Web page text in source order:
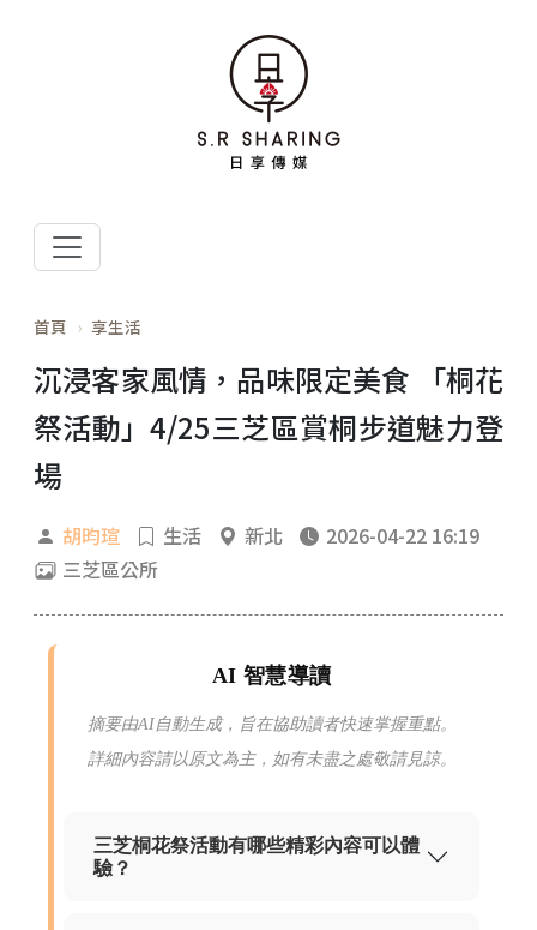
首頁 享生活
沉浸客家風情，品味限定美食 「桐花
祭活動」4/25三芝區賞桐步道魅力登
場
胡昀瑄 生活 新北
2026-04-22 16:19
三芝區公所
AI 智慧導讀
摘要由AI自動生成，旨在協助讀者快速掌握重點。
詳細內容請以原文為主，如有未盡之處敬請見諒。
三芝桐花祭活動有哪些精彩內容可以體
驗？